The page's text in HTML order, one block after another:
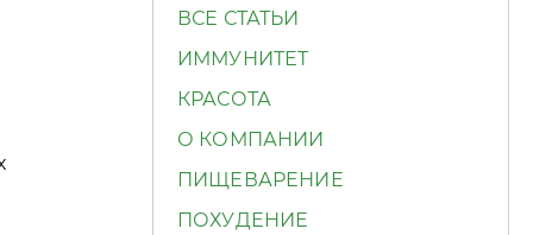
ВСЕ СТАТЬИ
ИММУНИТЕТ
КРАСОТА
О КОМПАНИИ
ПИЩЕВАРЕНИЕ
ПОХУДЕНИЕ